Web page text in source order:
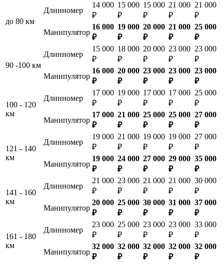
до 80 км
Длинномер
14 000
₽
15 000
₽
15 000
₽
21 000
₽
21 000
₽
Манипулятор
16 000
₽
19 000
₽
20 000
₽
21 000
₽
25 000
₽
90 -100 км
Длинномер
15 000
₽
18 000
₽
20 000
₽
23 000
₽
23 000
₽
Манипулятор
16 000
₽
20 000
₽
23 000
₽
23 000
₽
23 000
₽
100 - 120
км
Длинномер
17 000
₽
19 000
₽
17 000
₽
17 000
₽
25 000
₽
Манипулятор
17 000
₽
21 000
₽
25 000
₽
25 000
₽
27 000
₽
121 - 140
км
Длинномер
19 000
₽
21 000
₽
19 000
₽
19 000
₽
27 000
₽
Манипулятор
19 000
₽
24 000
₽
27 000
₽
29 000
₽
35 000
₽
141 - 160
км
Длинномер
21 000
₽
23 000
₽
21 000
₽
21 000
₽
30 000
₽
Манипулятор
20 000
₽
25 000
₽
30 000
₽
31 000
₽
37 000
₽
161 - 180
км
Длинномер
23 000
₽
25 000
₽
23 000
₽
23 000
₽
33 000
₽
Манипулятор
32 000
₽
32 000
₽
32 000
₽
32 000
₽
32 000
₽